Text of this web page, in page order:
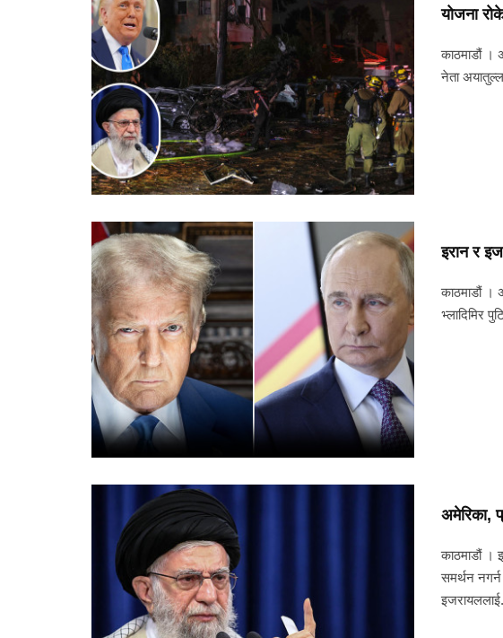
योजना
काठमाडौं ।
नेता
इरान र
काठमाडौं ।
भ्लादिमिर
अमेरिका,
काठमाडौं ।
समर्थन